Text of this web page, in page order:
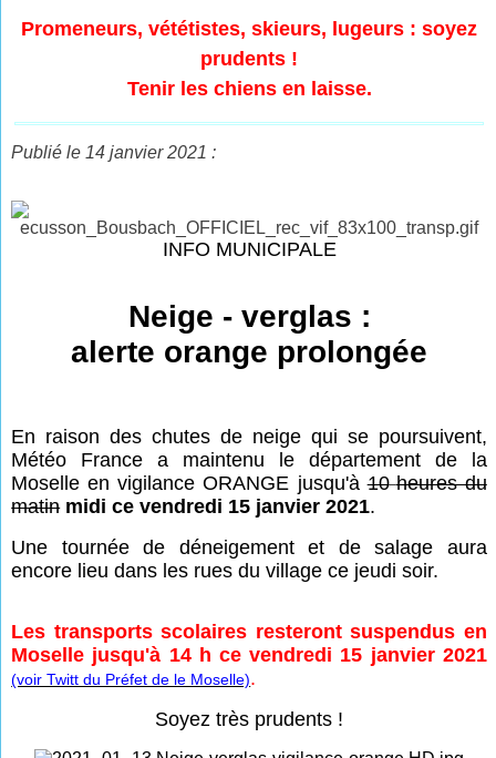
Promeneurs, vététistes, skieurs, lugeurs : soyez
prudents !
Tenir les chiens en laisse.
Publié le 14 janvier 2021 :
INFO MUNICIPALE
Neige - verglas :
alerte orange prolongée
En raison des chutes de neige qui se poursuivent,
Météo France a maintenu le département de la
Moselle en vigilance ORANGE jusqu'à10 heures du
matinmidi ce vendredi 15 janvier 2021.
Une tournée de déneigement et de salage aura
encore lieu dans les rues du village ce jeudi soir.
Les transports scolaires resteront suspendus en
Moselle jusqu'à 14 h ce vendredi 15 janvier 2021
(voir Twitt du Préfet de le Moselle).
Soyez très prudents !